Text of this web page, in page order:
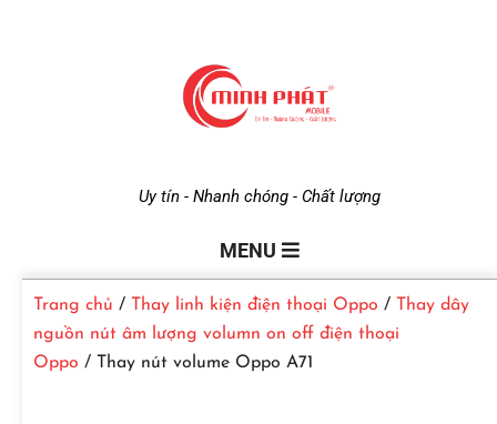
i
n
Uy tín - Nhanh chóng - Chất lượng
MENU
Trang chủ / Thay linh kiện điện thoại Oppo /
Thay dây
nguồn nút âm lượng volumn on off điện thoại
Oppo / Thay nút volume Oppo A71